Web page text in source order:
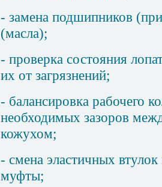
- замена подшипников
(масла);
- проверка состояния
их от загрязнений;
- балансировка рабочего
необходимых зазоров
кожухом;
- смена эластичных
муфты;